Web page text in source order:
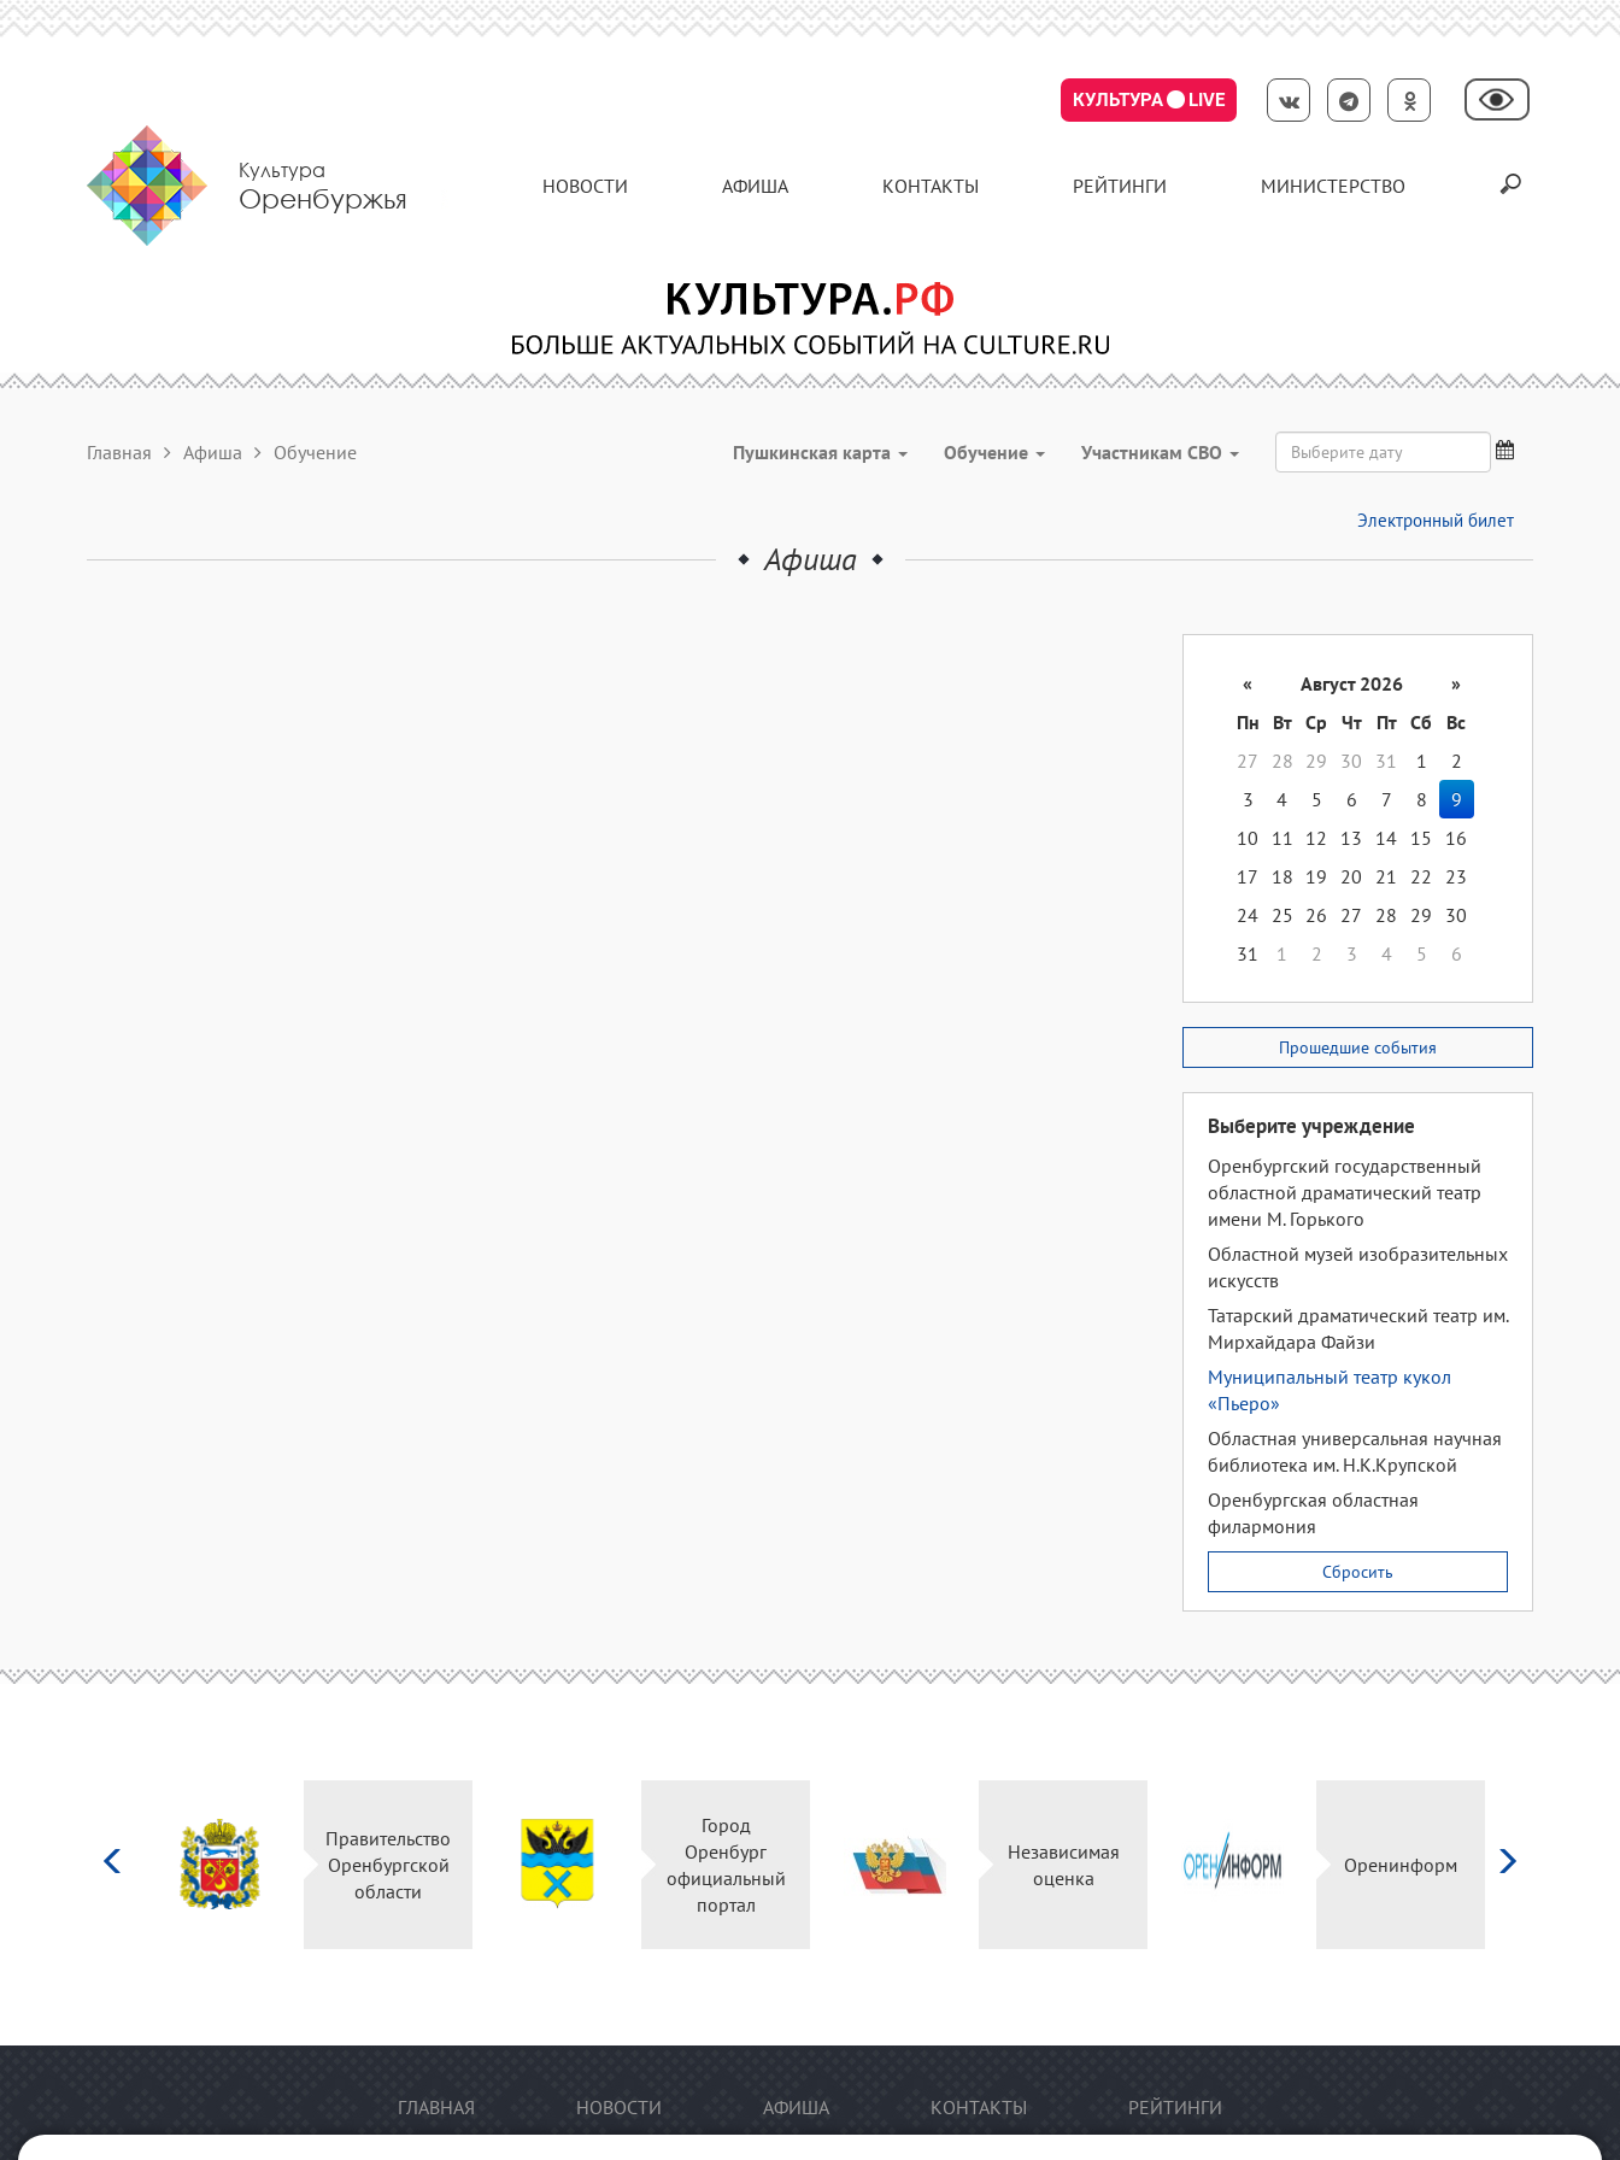
КУЛЬТУРА LIVE
Культура
Оренбуржья НОВОСТИ АФИША КОНТАКТЫ РЕЙТИНГИ МИНИСТЕРСТВО
Главная Афиша Обучение Пушкинская карта Обучение Участникам СВО
Электронный билет
Афиша
« Август 2026
»
Пн
Вт Ср Чт Пт Сб
Вс
27
28 29 30 31 1
2
3
4 5 6 7 8
9
10
11 12 13 14 15
16
17
18 19 20 21 22
23
24 25 26 27 28 29
30
31
1 2 3 4 5 6
Прошедшие события
Выберите учреждение
Оренбургский государственный
областной драматический театр
имени М. Горького
Областной музей изобразительных
искусств
Татарский драматический театр им.
Мирхайдара Файзи
Муниципальный театр кукол
«Пьеро»
Областная универсальная научная
библиотека им. Н.К.Крупской
Оренбургская областная
филармония
Сбросить
Правительство
Оренбургской
области
Город
Оренбург
официальный
портал
Независимая
оценка
Оренинформ
ГЛАВНАЯ НОВОСТИ АФИША КОНТАКТЫ РЕЙТИНГИ